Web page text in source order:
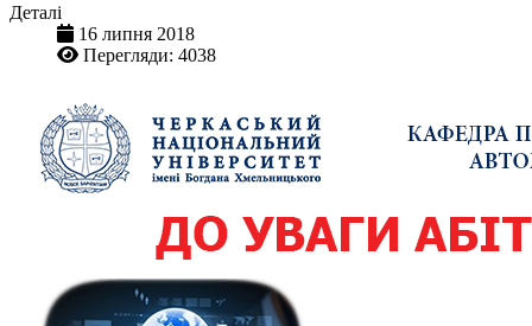
Деталі
16 липня 2018
Перегляди: 4038